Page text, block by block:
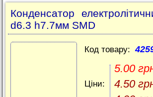
Конденсатор
d6.3 h7.7мм SMD
Код товару:
Ціни:
5.00
4.50